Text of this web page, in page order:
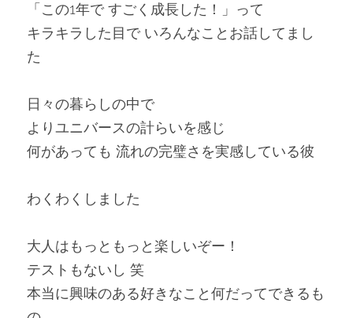
「この1年で すごく成長した！」って
キラキラした目で いろんなことお話してまし
た
日々の暮らしの中で
よりユニバースの計らいを感じ
何があっても 流れの完璧さを実感している彼
わくわくしました
大人はもっともっと楽しいぞー！
テストもないし 笑
本当に興味のある好きなこと何だってできるも